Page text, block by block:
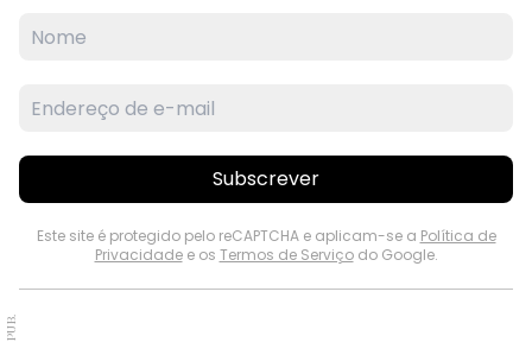
Subscrever
Este site é protegido pelo reCAPTCHA e aplicam-se a Política de
Privacidadee os Termos de Serviçodo Google.
PUB.